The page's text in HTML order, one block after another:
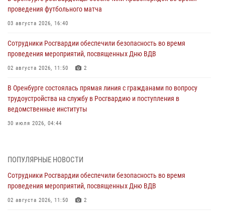
проведения футбольного матча
03 августа 2026, 16:40
Сотрудники Росгвардии обеспечили безопасность во время
проведения мероприятий, посвященных Дню ВДВ
02 августа 2026, 11:50 2
В Оренбурге состоялась прямая линия с гражданами по вопросу
трудоустройства на службу в Росгвардию и поступления в
ведомственные институты
30 июля 2026, 04:44
28 июля 2026, 09:41 1
Росгвардейцы обеспечили правопорядок на праздновании Дня
ВМФ в Оренбурге
27 июля 2026, 14:36 2
ПОПУЛЯРНЫЕ НОВОСТИ
Сотрудники Росгвардии обеспечили безопасность во время
проведения мероприятий, посвященных Дню ВДВ
02 августа 2026, 11:50 2